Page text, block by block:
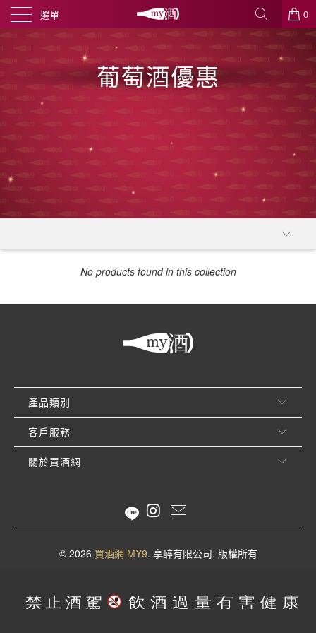
選單 0
葡萄酒優惠
No products found in this collection
產品類別
客戶服務
關於買酒網
© 2026 買酒網 MY9. 享醉有限公司. 版權所有